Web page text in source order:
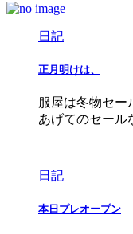
日記
正月明けは、
服屋は冬物セー
あげてのセール
日記
本日プレオープン